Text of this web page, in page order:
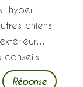
hyper
chiens
conseils
Réponse